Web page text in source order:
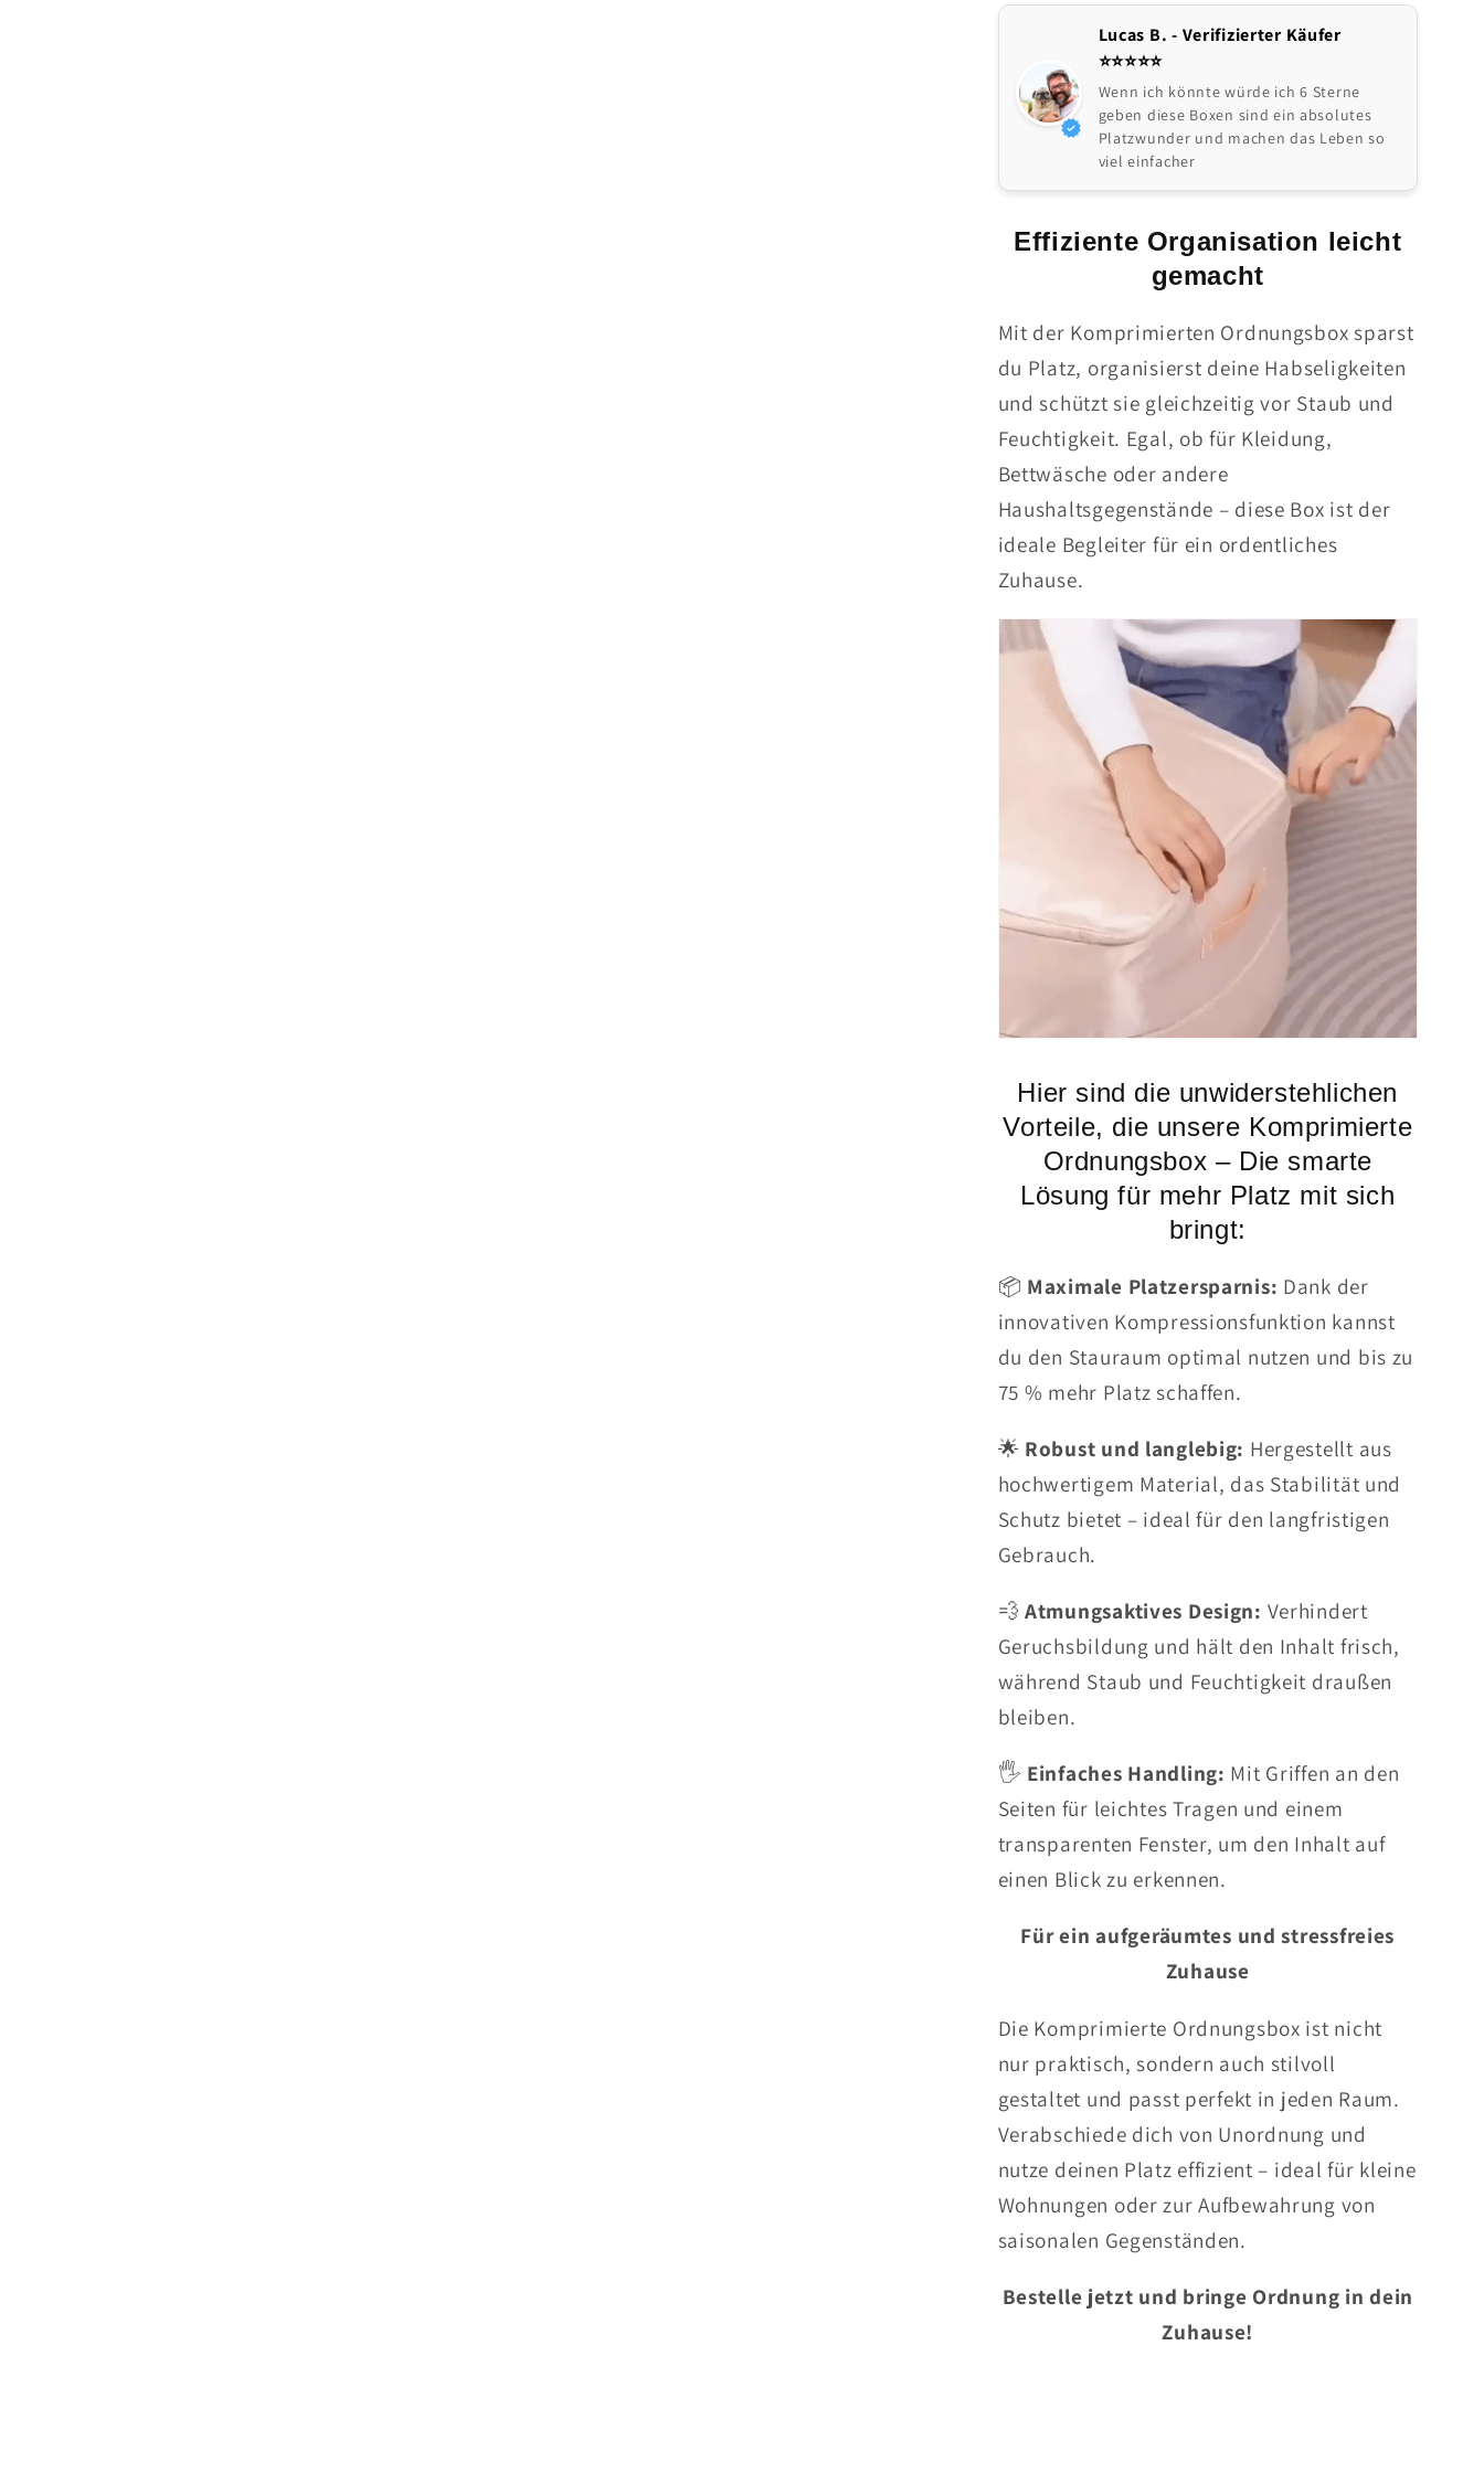
Lucas B. - Verifizierter Käufer
⭐️⭐️⭐️⭐️⭐
Wenn ich könnte würde ich 6 Sterne
geben diese Boxen sind ein absolutes
Platzwunder und machen das Leben so
viel einfacher
Effiziente Organisation leicht
gemacht
Mit der Komprimierten Ordnungsbox sparst
du Platz, organisierst deine Habseligkeiten
und schützt sie gleichzeitig vor Staub und
Feuchtigkeit. Egal, ob für Kleidung,
Bettwäsche oder andere
Haushaltsgegenstände – diese Box ist der
ideale Begleiter für ein ordentliches
Zuhause.
Hier sind die unwiderstehlichen
Vorteile, die unsere Komprimierte
Ordnungsbox – Die smarte
Lösung für mehr Platz mit sich
bringt:
📦 Maximale Platzersparnis: Dank der
innovativen Kompressionsfunktion kannst
du den Stauraum optimal nutzen und bis zu
75 % mehr Platz schaffen.
🌟 Robust und langlebig: Hergestellt aus
hochwertigem Material, das Stabilität und
Schutz bietet – ideal für den langfristigen
Gebrauch.
💨Atmungsaktives Design: Verhindert
Geruchsbildung und hält den Inhalt frisch,
während Staub und Feuchtigkeit draußen
bleiben.
🖐️ Einfaches Handling: Mit Griffen an den
Seiten für leichtes Tragen und einem
transparenten Fenster, um den Inhalt auf
einen Blick zu erkennen.
Für ein aufgeräumtes und stressfreies
Zuhause
Die Komprimierte Ordnungsbox ist nicht
nur praktisch, sondern auch stilvoll
gestaltet und passt perfekt in jeden Raum.
Verabschiede dich von Unordnung und
nutze deinen Platz effizient – ideal für kleine
Wohnungen oder zur Aufbewahrung von
saisonalen Gegenständen.
Bestelle jetzt und bringe Ordnung in dein
Zuhause!